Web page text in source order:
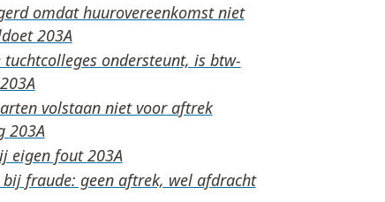
omdat huurovereenkomst niet
ondersteunt, is btw-
volstaan niet voor aftrek
eigen fout
fraude: geen aftrek, wel afdracht